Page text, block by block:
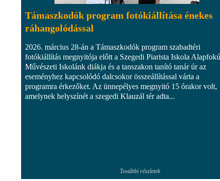
Támaszkodók program fotókiállítása énekes
ráhangolódással
2026. március 28-án a Támaszkodók program szabadtéri
fotókiállítás megnyitója előtt a Szegedi Piarista Iskola Alapfokú
Művészeti Iskolánk diákja és a tanszakon tanító tanár úr az
eseményhez kapcsolódó dalcsokor összeállítással várta a
programra érkezőket. Az ünnepélyes megnyitó 15 órakor volt,
amelynek helyszínét a szegedi Klauzál tér adta...
További részletek